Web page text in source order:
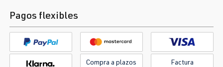
Pagos flexibles
Compra a plazos Factura